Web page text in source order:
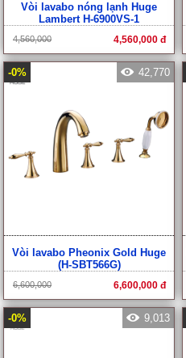
Vòi lavabo nóng lạnh Huge
Lambert H-6900VS-1
4,560,000 4,560,000 đ
-0% 42,770
Vòi lavabo Pheonix Gold Huge
(H-SBT566G)
6,600,000 6,600,000 đ
-0% 9,013